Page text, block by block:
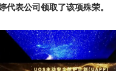
代表公司领取了该项殊荣。